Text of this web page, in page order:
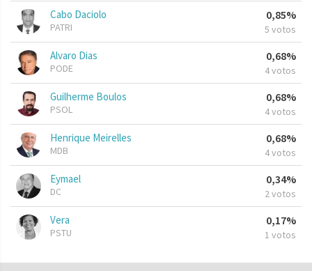
Cabo Daciolo
PATRI
0,85%
5 votos
Alvaro Dias
PODE
0,68%
4 votos
Guilherme Boulos
PSOL
0,68%
4 votos
Henrique Meirelles
MDB
0,68%
4 votos
Eymael
DC
0,34%
2 votos
Vera
PSTU
0,17%
1 votos